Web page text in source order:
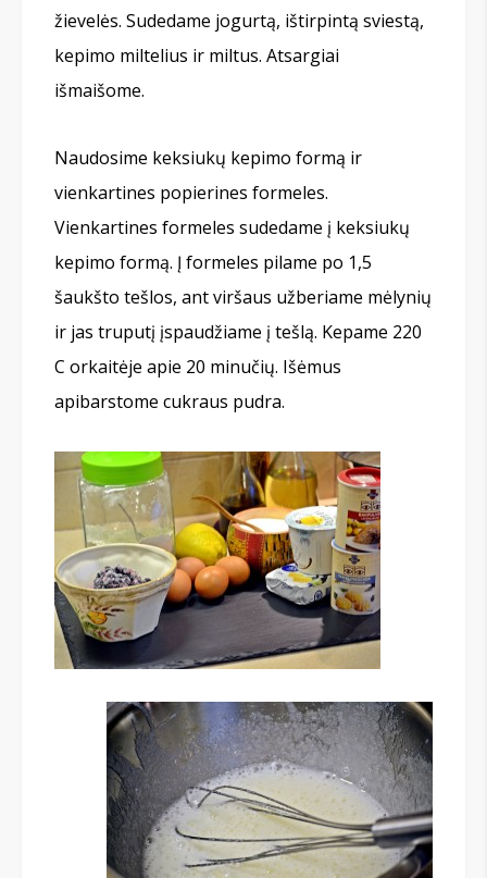
žievelės. Sudedame jogurtą, ištirpintą sviestą,
kepimo miltelius ir miltus. Atsargiai
išmaišome.
Naudosime keksiukų kepimo formą ir
vienkartines popierines formeles.
Vienkartines formeles sudedame į keksiukų
kepimo formą. Į formeles pilame po 1,5
šaukšto tešlos, ant viršaus užberiame mėlynių
ir jas truputį įspaudžiame į tešlą. Kepame 220
C orkaitėje apie 20 minučių. Išėmus
apibarstome cukraus pudra.